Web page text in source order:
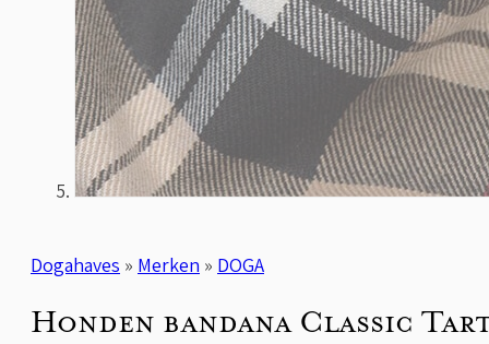
Dogahaves » Merken » DOGA
Honden bandana Classic